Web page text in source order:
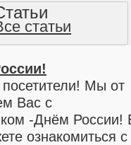
Американская готика -
прочтение методом
статьи
Мы от
Вас с
-Днём России!
ознакомиться с